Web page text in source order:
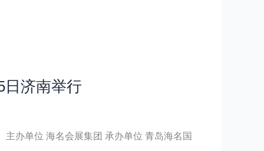
日济南举行
办单位 海名会展集团 承办单位 青岛海名国